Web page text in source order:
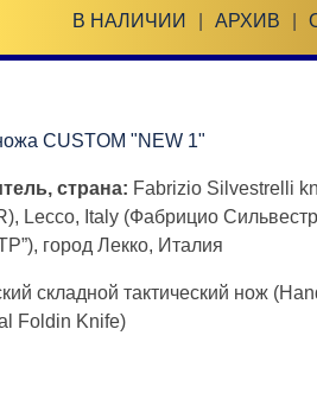
В НАЛИЧИИ АРХИВ
CUSTOM "NEW 1"
страна: Fabrizio Silvestrelli
Lecco, Italy (Фабрицио
город Лекко, Италия
складной тактический нож
Foldin Knife)